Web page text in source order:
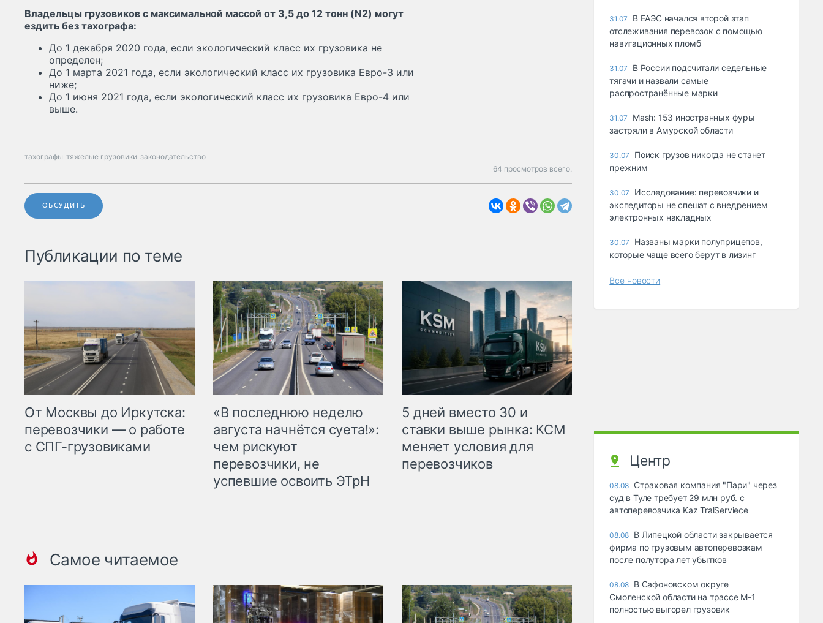
Владельцы грузовиков с максимальной массой от 3,5 до 12 тонн (N2) могут
ездить без тахографа:
До 1 декабря 2020 года, если экологический класс их грузовика не
определен;
До 1 марта 2021 года, если экологический класс их грузовика Евро-3 или
ниже;
До 1 июня 2021 года, если экологический класс их грузовика Евро-4 или
выше.
тахографы тяжелые грузовики законодательство
64 просмотров всего.
ОБСУДИТЬ
Публикации по теме
От Москвы до Иркутска:
перевозчики — о работе
с СПГ-грузовиками
«В последнюю неделю
августа начнётся суета!»:
чем рискуют
перевозчики, не
успевшие освоить ЭТрН
5 дней вместо 30 и
ставки выше рынка: КСМ
меняет условия для
перевозчиков
Самое читаемое
31.07
В ЕАЭС начался второй этап
отслеживания перевозок с помощью
навигационных пломб
31.07
В России подсчитали седельные
тягачи и назвали самые
распространённые марки
31.07
Mash: 153 иностранных фуры
застряли в Амурской области
30.07
Поиск грузов никогда не станет
прежним
30.07
Исследование: перевозчики и
экспедиторы не спешат с внедрением
электронных накладных
30.07
Названы марки полуприцепов,
которые чаще всего берут в лизинг
Все новости
Центр
08.08 Страховая компания "Пари" через
суд в Туле требует 29 млн руб. с
автоперевозчика Kaz TralServiece
08.08 В Липецкой области закрывается
фирма по грузовым автоперевозкам
после полутора лет убытков
08.08 В Сафоновском округе
Смоленской области на трассе М-1
полностью выгорел грузовик